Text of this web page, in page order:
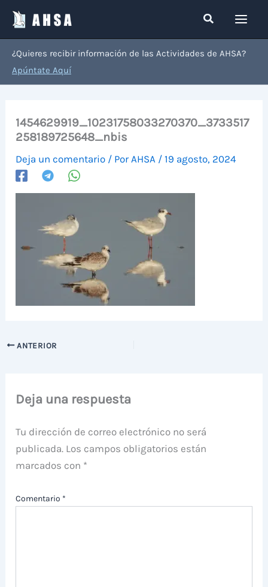
contenido
Buscar
¿Quieres recibir información de las Actividades de AHSA?
Apúntate Aquí
1454629919_10231758033270370_3733517
258189725648_nbis
Deja un comentario / Por AHSA /19 agosto, 2024
ANTERIOR
Deja una respuesta
Tu dirección de correo electrónico no será
publicada. Los campos obligatorios están
marcados con *
Comentario *